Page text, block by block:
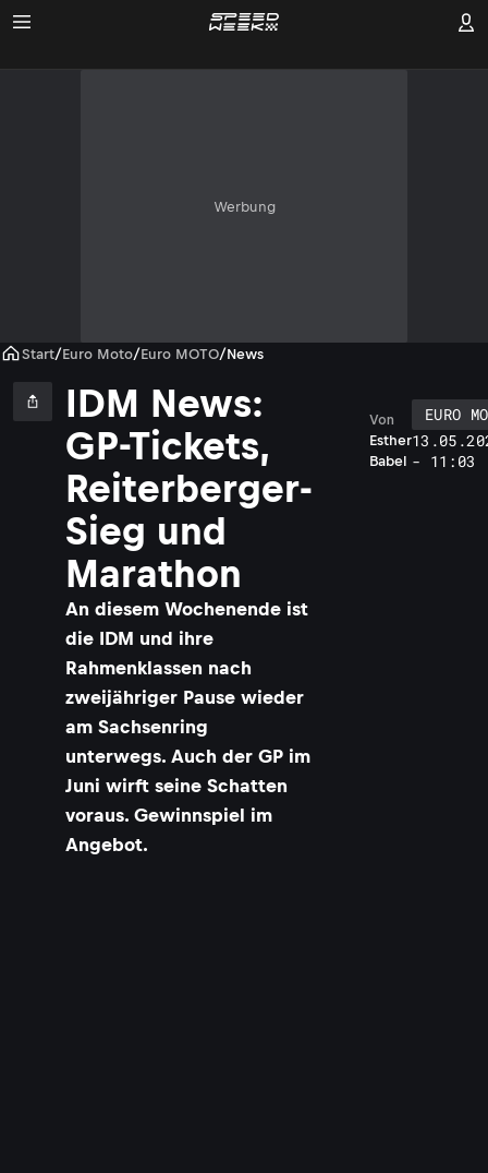
Werbung
Start/Euro Moto/Euro MOTO/News
IDM News:
GP-Tickets,
Reiterberger-
Sieg und
Marathon
An diesem Wochenende ist
die IDM und ihre
Rahmenklassen nach
zweijähriger Pause wieder
am Sachsenring
unterwegs. Auch der GP im
Juni wirft seine Schatten
voraus. Gewinnspiel im
Angebot.
Esther
Babel
Von
EURO
- 11:03